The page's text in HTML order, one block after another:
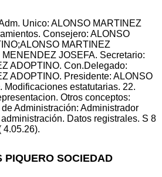
Unico: ALONSO MARTINEZ
Consejero: ALONSO
MARTINEZ
JOSEFA. Secretario:
ADOPTINO. Con.Delegado:
ADOPTINO. Presidente: ALONSO
Modificaciones estatutarias. 22.
Otros conceptos:
Administración: Administrador
Datos registrales. S 8
4.05.26).
PIQUERO SOCIEDAD